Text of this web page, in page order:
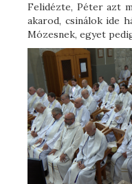
Felidézte, Péter azt
akarod, csinálok ide
Mózesnek, egyet